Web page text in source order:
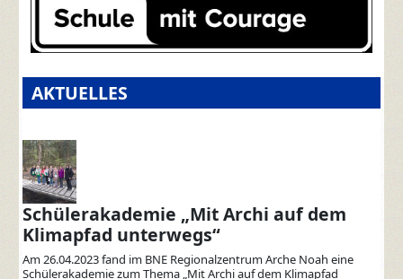
AKTUELLES
Schülerakademie „Mit Archi auf dem
Klimapfad unterwegs“
Am 26.04.2023 fand im BNE Regionalzentrum Arche Noah eine
Schülerakademie zum Thema „Mit Archi auf dem Klimapfad